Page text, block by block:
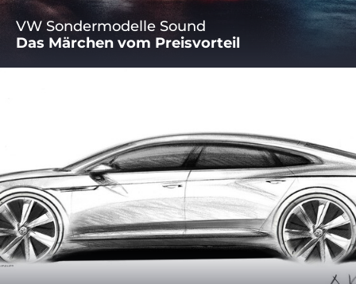
VW Sondermodelle Sound
Das Märchen vom Preisvorteil